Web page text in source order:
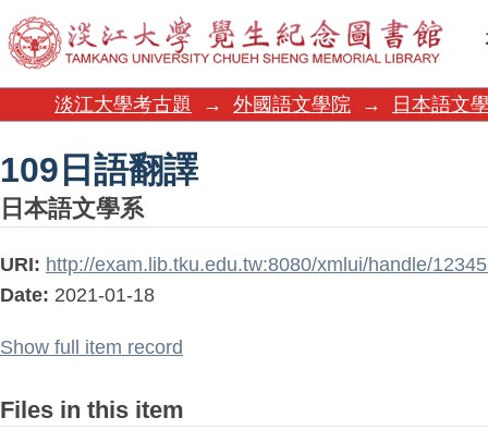
109日語翻譯
淡江大學考古題 → 外國語文學院 → 日本語文
109日語翻譯
日本語文學系
URI: http://exam.lib.tku.edu.tw:8080/xmlui/handle/
Date: 2021-01-18
Show full item record
Files in this item